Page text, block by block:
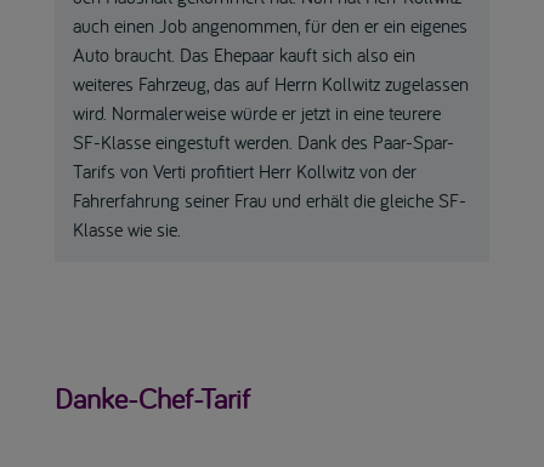
auch einen Job angenommen, für den er ein eigenes
Auto braucht. Das Ehepaar kauft sich also ein
weiteres Fahrzeug, das auf Herrn Kollwitz zugelassen
wird. Normalerweise würde er jetzt in eine teurere
SF-Klasse eingestuft werden. Dank des Paar-Spar-
Tarifs von Verti profitiert Herr Kollwitz von der
Fahrerfahrung seiner Frau und erhält die gleiche SF-
Klasse wie sie.
Danke-Chef-Tarif